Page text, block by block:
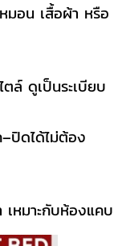
มอน เสื้อผ้า หรือ
ล์ ดูเป็นระเบียบ
ปิดได้ไม่ต้อง
หมาะกับห้องแคบ